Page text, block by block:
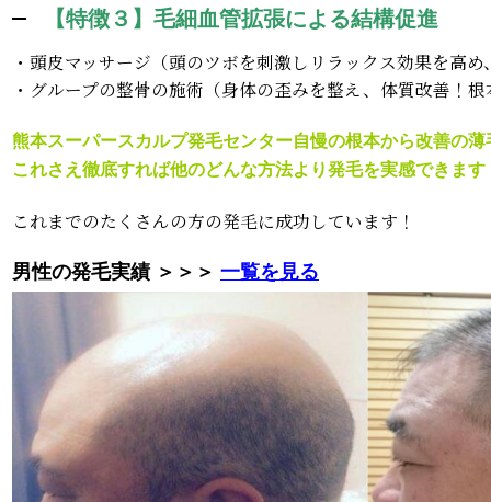
【特徴３】毛細血管拡張による結構促進
・頭皮マッサージ（頭のツボを刺激しリラックス効果を高
・グループの整骨の施術（身体の歪みを整え、体質改善！
熊本スーパースカルプ発毛センター自慢の根本から改善の薄
これさえ徹底すれば他のどんな方法より発毛を実感できます
これまでのたくさんの方の発毛に成功しています！
男性の発毛実績 ＞＞＞ 一覧を見る